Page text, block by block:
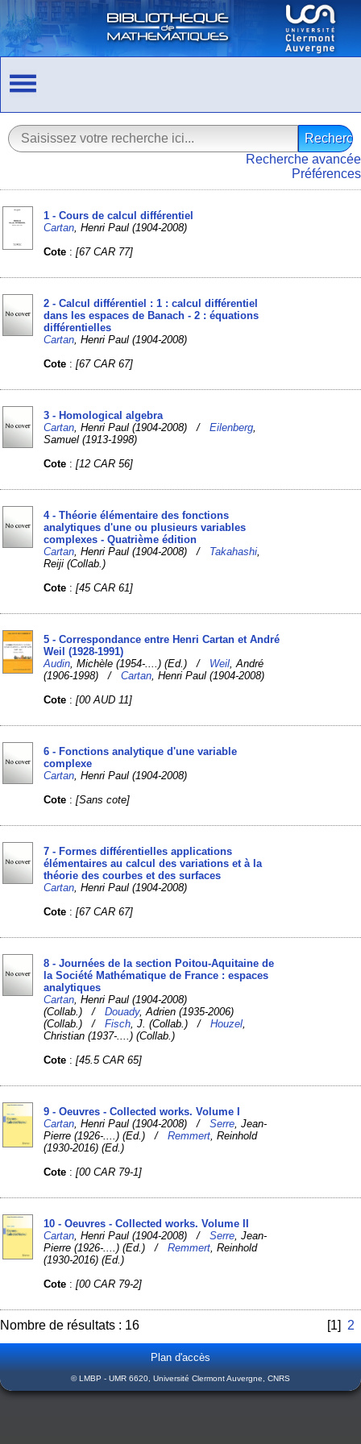
Recherche avancée
Préférences
1 - Cours de calcul différentiel
Cartan , Henri Paul (1904-2008)
Cote :[67 CAR 77]
2 - Calcul différentiel : 1 : calcul différentiel
dans les espaces de Banach - 2 : équations
différentielles
Cartan , Henri Paul (1904-2008)
Cote :[67 CAR 67]
3 - Homological algebra
Cartan , Henri Paul (1904-2008) /Eilenberg
Samuel (1913-1998)
Cote :[12 CAR 56]
4 - Théorie élémentaire des fonctions
analytiques d'une ou plusieurs variables
complexes - Quatrième édition
Cartan , Henri Paul (1904-2008) / Takahashi
Reiji (Collab.)
Cote :[45 CAR 61]
5 - Correspondance entre Henri Cartan et André
Weil (1928-1991)
Audin , Michèle (1954-....) (Ed.) / Weil , André
(1906-1998) /Cartan , Henri Paul (1904-2008)
Cote :[00 AUD 11]
6 - Fonctions analytique d'une variable
complexe
Cartan , Henri Paul (1904-2008)
Cote :[Sans cote]
7 - Formes différentielles applications
élémentaires au calcul des variations et à la
théorie des courbes et des surfaces
Cartan , Henri Paul (1904-2008)
Cote :[67 CAR 67]
8 - Journées de la section Poitou-Aquitaine de
la Société Mathématique de France : espaces
analytiques
Cartan , Henri Paul (1904-2008)
(Collab.) /Douady, Adrien (1935-2006)
(Collab.) /Fisch , J. (Collab.) /Houzel
Christian (1937-....) (Collab.)
Cote :[45.5 CAR 65]
9 - Oeuvres - Collected works. Volume I
Cartan , Henri Paul (1904-2008) /Serre , Jean-
Pierre (1926-....) (Ed.) /Remmert , Reinhold
(1930-2016) (Ed.)
Cote :[00 CAR 79-1]
10 - Oeuvres - Collected works. Volume II
Cartan , Henri Paul (1904-2008) /Serre , Jean-
Pierre (1926-....) (Ed.) /Remmert , Reinhold
(1930-2016) (Ed.)
Cote :[00 CAR 79-2]
Nombre de résultats : 16 [1] 2
Plan d'accès
© LMBP - UMR 6620, Université Clermont Auvergne, CNRS